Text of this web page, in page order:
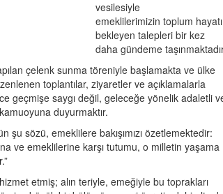
vesilesiyle
emeklilerimizin toplum
bekleyen talepleri bir kez
daha gündeme
çelenk sunma töreniyle başlamakta ve ülke
toplantılar, ziyaretler ve açıklamalarla
geçmişe saygı değil, geleceğe yönelik adaletli
duyurmaktır.
şu sözü, emeklilere bakışımızı özetlemektedir:
ve emeklilerine karşı tutumu, o milletin yaşama
etmiş; alın teriyle, emeğiyle bu toprakları